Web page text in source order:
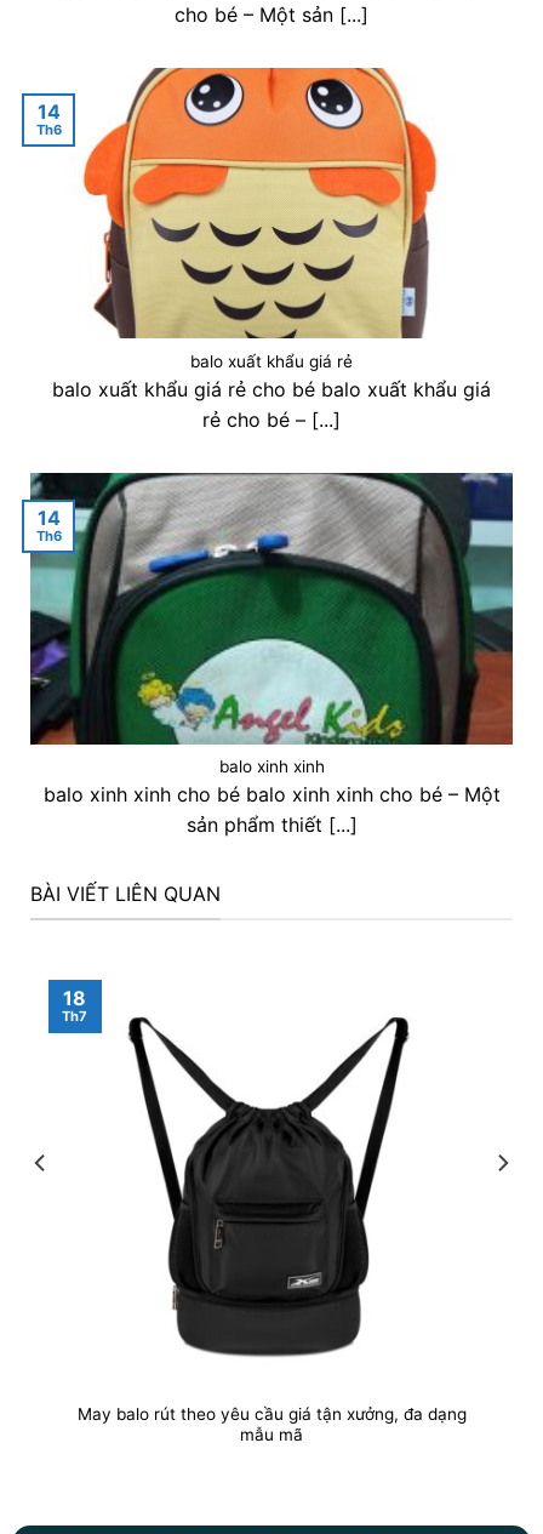
cho bé – Một sản [...]
balo xuất khẩu giá rẻ
balo xuất khẩu giá rẻ cho bé balo xuất khẩu giá
rẻ cho bé – [...]
14
Th6
balo xinh xinh
balo xinh xinh cho bé balo xinh xinh cho bé – Một
sản phẩm thiết [...]
14
Th6
BÀI VIẾT LIÊN QUAN
May balo rút theo yêu cầu giá tận xưởng, đa dạng
mẫu mã
18
Th7